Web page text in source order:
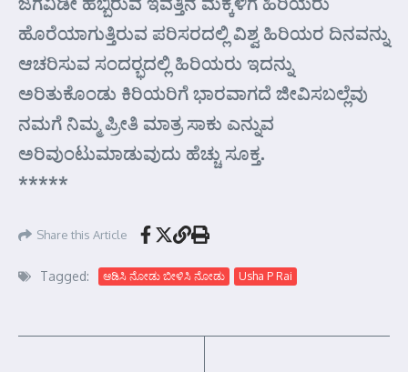
ಹೊರೆಯಾಗುತ್ತಿರುವ ಪರಿಸರದಲ್ಲಿ ವಿಶ್ವ ಹಿರಿಯರ ದಿನವನ್ನು
ಆಚರಿಸುವ ಸಂದರ್‍ಭದಲ್ಲಿ ಹಿರಿಯರು ಇದನ್ನು
ಅರಿತುಕೊಂಡು ಕಿರಿಯರಿಗೆ ಭಾರವಾಗದೆ ಜೀವಿಸಬಲ್ಲೆವು
ನಮಗೆ ನಿಮ್ಮ ಪ್ರೀತಿ ಮಾತ್ರ ಸಾಕು ಎನ್ನುವ
ಅರಿವುಂಟುಮಾಡುವುದು ಹೆಚ್ಚು ಸೂಕ್ತ.
*****
Share this Article
Tagged: ಆಡಿಸಿ ನೋಡು ಬೀಳಿಸಿ ನೋಡು Usha P Rai